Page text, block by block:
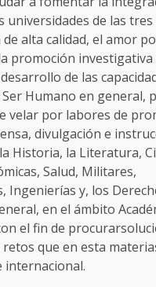
universidades de las tres
alta calidad, el amor
promoción investigativa
de las
Ser Humano en general,
velar por labores de
divulgación e
Historia, la Literatura,
Salud, Militares,
Ingenierías y, los
en el ámbito
el fin de
que en esta
internacional.